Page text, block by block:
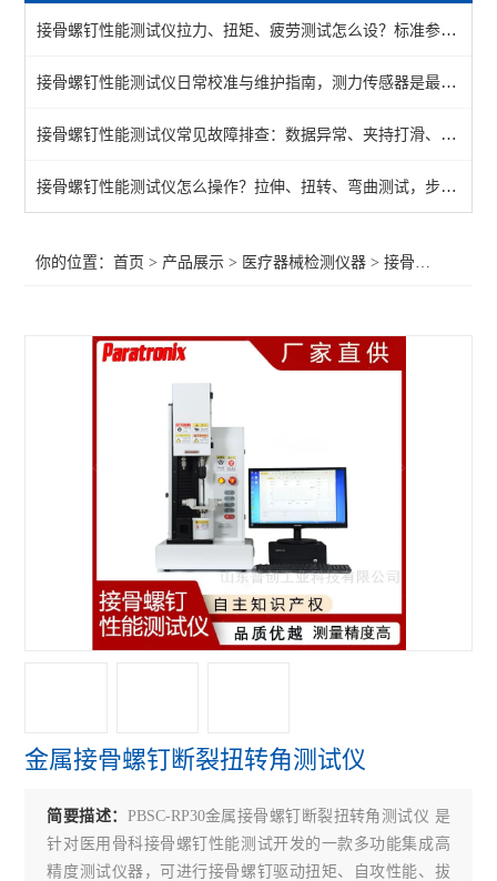
牙科种植体动态疲劳试验
球囊导管爆破压力测试仪
摩擦力测试仪
织物静电衰减性测试仪
导管摩擦滑动性能测试仪器
气体交换压力差测试仪
接骨螺钉扭转试验机
查看全部 >>
接骨螺钉性能测试仪拉力、扭矩、疲劳测试怎么设？标准参数一文说清
接骨螺钉性能测试仪日常校准与维护指南，测力传感器是最容易出问题的部件
接骨螺钉性能测试仪常见故障排查：数据异常、夹持打滑、传感器漂移，逐条解决
接骨螺钉性能测试仪怎么操作？拉伸、扭转、弯曲测试，步骤一次讲清
你的位置：首页 > 产品展示 > 医疗器械检测仪器 >接骨螺钉性能测试仪
金属接骨螺钉断裂扭转角测试仪
简要描述： PBSC-RP30金属接骨螺钉断裂扭转角测试仪 是
针对医用骨科接骨螺钉性能测试开发的一款多功能集成高
精度测试仪器，可进行接骨螺钉驱动扭矩、自攻性能、拔